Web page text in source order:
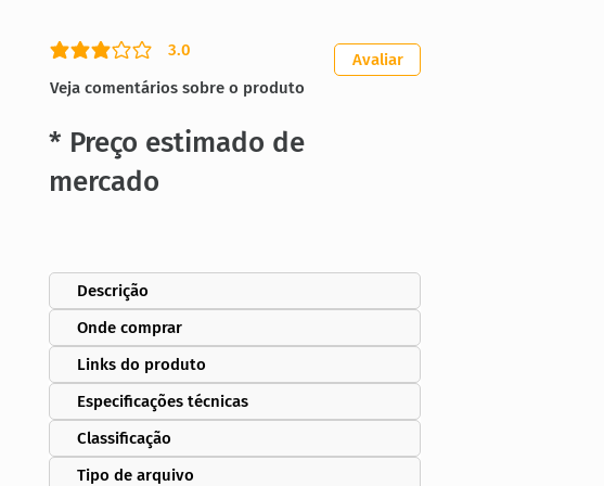
3.0
classificação média é 3 de 5
Veja comentários sobre o produto
Avaliar
* Preço estimado de
mercado
Descrição
Onde comprar
Links do produto
Especificações técnicas
Classificação
Tipo de arquivo